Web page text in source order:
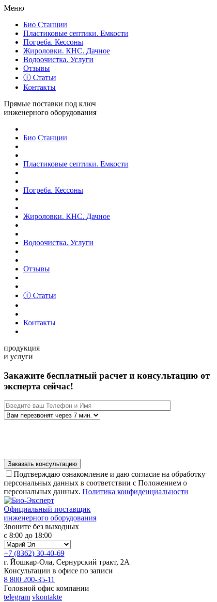
Меню
Био Станции
Пластиковые септики. Емкости
Погреба. Кессоны
Жироловки. КНС. Дачное
Водоочистка. Услуги
Отзывы
ⓘ Статьи
Контакты
Прямые поставки под ключ
инженерного оборудования
Био Станции
Пластиковые септики. Емкости
Погреба. Кессоны
Жироловки. КНС. Дачное
Водоочистка. Услуги
Отзывы
ⓘ Статьи
Контакты
продукция
и услуги
Закажите бесплатный расчет и консультацию от
эксперта сейчас!
Подтверждаю ознакомление и даю согласие на обработку
персональных данных в соответствии с Положением о
персональных данных. Политика конфиденциальности
Официальный поставщик
инженерного оборудования
Звоните без выходных
с 8:00 до 18:00
+7 (8362) 30-40-69
г. Йошкар-Ола, Сернурский тракт, 2А
Консультации в офисе по записи
8 800 200-35-11
Головной офис компании
telegram vkontakte